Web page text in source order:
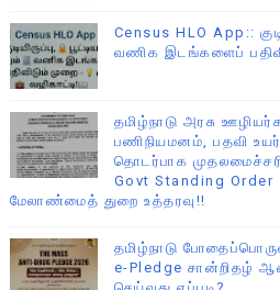
Census HLO App::
வணிக இடங்களைப்
தமிழ்நாடு அரசு
பணிநியமனம், பதவி
தொடர்பாக
Govt Standing
மேலாண்மைத் துறை உத்தரவு!!
தமிழ்நாடு
e-Pledge சான்றிதழ்